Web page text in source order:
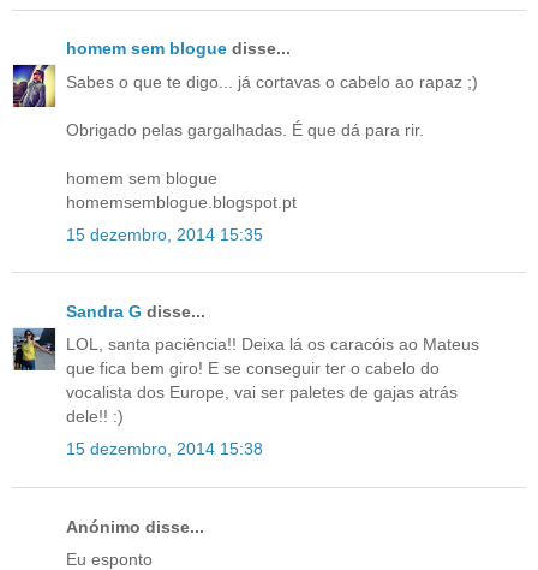
homem sem blogue disse...
Sabes o que te digo... já cortavas o cabelo ao rapaz ;)
Obrigado pelas gargalhadas. É que dá para rir.
homem sem blogue
homemsemblogue.blogspot.pt
15 dezembro, 2014 15:35
Sandra G disse...
LOL, santa paciência!! Deixa lá os caracóis ao Mateus
que fica bem giro! E se conseguir ter o cabelo do
vocalista dos Europe, vai ser paletes de gajas atrás
dele!! :)
15 dezembro, 2014 15:38
Anónimo disse...
Eu esponto